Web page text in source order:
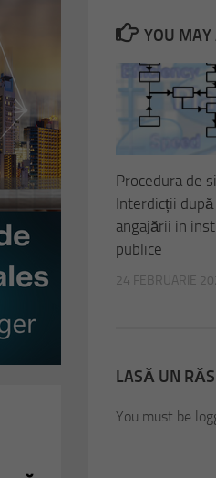
YOU MAY
Procedura de
Interdicții
angajării in
publice
24 FEBRUARIE
LASĂ UN
You must be